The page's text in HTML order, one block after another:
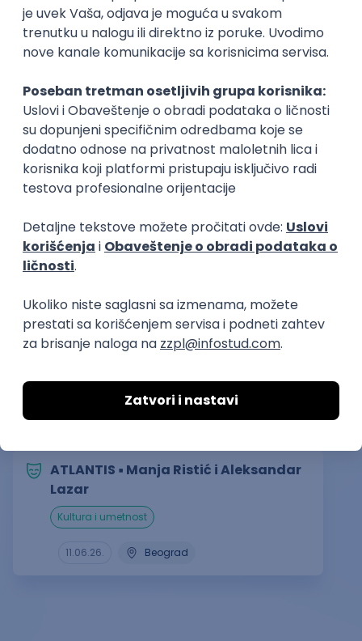
Organizator
InspiraHub
Rok za prijavu
05. septembar 2024.
Slična dešavanja
ATLANTIS ▪︎ Manja Ristić i Aleksandar
Lazar
kultura i umetnost
11.06.26. Beograd